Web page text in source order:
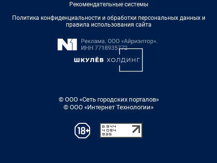
Рекомендательные системы
Политика конфиденциальности и обработки персональных данных и
правила использования сайта
© ООО «Сеть городских порталов»
© ООО «Интернет Технологии»